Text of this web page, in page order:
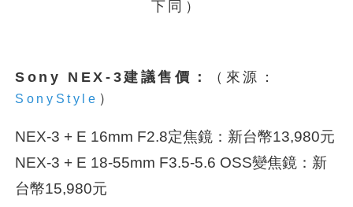
下同）
Sony NEX-3建議售價： （來源：
SonyStyle ）
NEX-3 + E 16mm F2.8定焦鏡：新台幣13,980元
NEX-3 + E 18-55mm F3.5-5.6 OSS變焦鏡：新
台幣15,980元